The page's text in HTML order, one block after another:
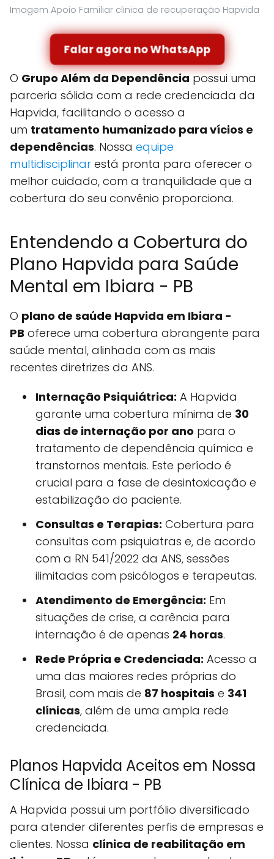
Imagem Apoio Familiar clinica de recuperação Hapvida
Falar agora no WhatsApp
O Grupo Além da Dependência possui uma
parceria sólida com a rede credenciada da
Hapvida, facilitando o acesso a
um tratamento humanizado para vícios e
dependências. Nossa equipe
multidisciplinar está pronta para oferecer o
melhor cuidado, com a tranquilidade que a
cobertura do seu convênio proporciona.
Entendendo a Cobertura do
Plano Hapvida para Saúde
Mental em Ibiara - PB
O plano de saúde Hapvida em Ibiara -
PB oferece uma cobertura abrangente para
saúde mental, alinhada com as mais
recentes diretrizes da ANS.
Internação Psiquiátrica: A Hapvida
garante uma cobertura mínima de 30
dias de internação por ano para o
tratamento de dependência química e
transtornos mentais. Este período é
crucial para a fase de desintoxicação e
estabilização do paciente.
Consultas e Terapias: Cobertura para
consultas com psiquiatras e, de acordo
com a RN 541/2022 da ANS, sessões
ilimitadas com psicólogos e terapeutas.
Atendimento de Emergência: Em
situações de crise, a carência para
internação é de apenas 24 horas.
Rede Própria e Credenciada: Acesso a
uma das maiores redes próprias do
Brasil, com mais de 87 hospitais e 341
clínicas, além de uma ampla rede
credenciada.
Planos Hapvida Aceitos em Nossa
Clínica de Ibiara - PB
A Hapvida possui um portfólio diversificado
para atender diferentes perfis de empresas e
clientes. Nossa clínica de reabilitação em